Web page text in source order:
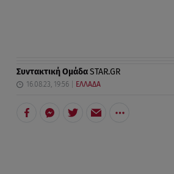
Συντακτική ΟμάδαSTAR.GR
16.08.23, 19:56 ΕΛΛΑΔΑ